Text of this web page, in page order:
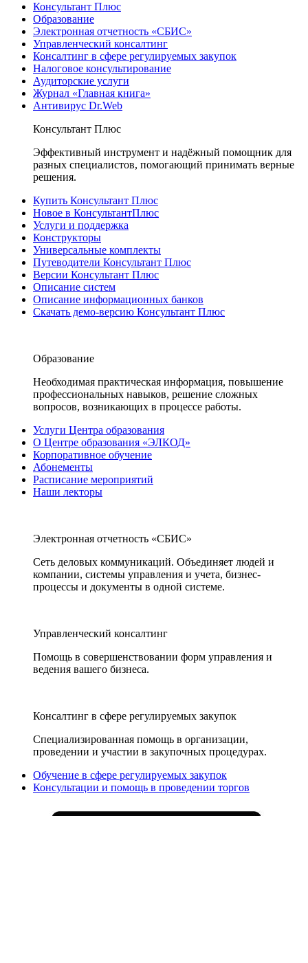
Консультант Плюс
Образование
Электронная отчетность «СБИС»
Управленческий консалтинг
Консалтинг в сфере регулируемых закупок
Налоговое консультирование
Аудиторские услуги
Журнал «Главная книга»
Антивирус Dr.Web
Консультант Плюс
Эффективный инструмент и надёжный помощник для
разных специалистов, помогающий принимать верные
решения.
Купить Консультант Плюс
Новое в КонсультантПлюс
Услуги и поддержка
Конструкторы
Универсальные комплекты
Путеводители Консультант Плюс
Версии Консультант Плюс
Описание систем
Описание информационных банков
Скачать демо-версию Консультант Плюс
Образование
Необходимая практическая информация, повышение
профессиональных навыков, решение сложных
вопросов, возникающих в процессе работы.
Услуги Центра образования
О Центре образования «ЭЛКОД»
Корпоративное обучение
Абонементы
Расписание мероприятий
Наши лекторы
Электронная отчетность «СБИС»
Сеть деловых коммуникаций. Объединяет людей и
компании, системы управления и учета, бизнес-
процессы и документы в одной системе.
Управленческий консалтинг
Помощь в совершенствовании форм управления и
ведения вашего бизнеса.
Консалтинг в сфере регулируемых закупок
Специализированная помощь в организации,
проведении и участии в закупочных процедурах.
Обучение в сфере регулируемых закупок
Консультации и помощь в проведении торгов